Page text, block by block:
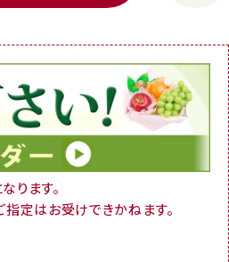
ります。
定はお受けできかねます。